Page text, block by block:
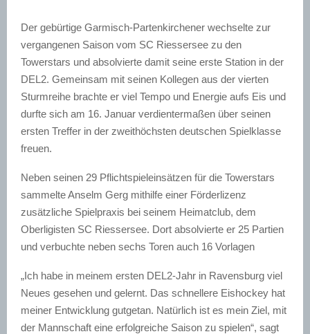
Der gebürtige Garmisch-Partenkirchener wechselte zur
vergangenen Saison vom SC Riessersee zu den
Towerstars und absolvierte damit seine erste Station in der
DEL2. Gemeinsam mit seinen Kollegen aus der vierten
Sturmreihe brachte er viel Tempo und Energie aufs Eis und
durfte sich am 16. Januar verdientermaßen über seinen
ersten Treffer in der zweithöchsten deutschen Spielklasse
freuen.
Neben seinen 29 Pflichtspieleinsätzen für die Towerstars
sammelte Anselm Gerg mithilfe einer Förderlizenz
zusätzliche Spielpraxis bei seinem Heimatclub, dem
Oberligisten SC Riessersee. Dort absolvierte er 25 Partien
und verbuchte neben sechs Toren auch 16 Vorlagen
„Ich habe in meinem ersten DEL2-Jahr in Ravensburg viel
Neues gesehen und gelernt. Das schnellere Eishockey hat
meiner Entwicklung gutgetan. Natürlich ist es mein Ziel, mit
der Mannschaft eine erfolgreiche Saison zu spielen“, sagt